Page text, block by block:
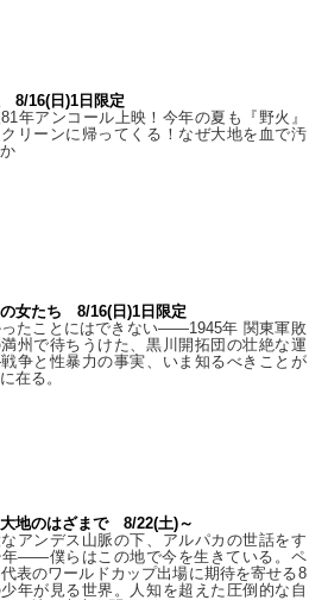
8/16(日)1日限定
年アンコール上映！今年の夏も『野火』
リーンに帰ってくる！なぜ大地を血で汚
女たち 8/16(日)1日限定
たことにはできない——1945年 関東軍敗
州で待ちうけた、黒川開拓団の壮絶な運
争と性暴力の事実、いま知るべきことが
在る。
地のはざまで 8/22(土)～
アンデス山脈の下、アルパカの世話をす
年――僕らはこの地で今を生きている。ペ
表のワールドカップ出場に期待を寄せる8
年が見る世界。人知を超えた圧倒的な自